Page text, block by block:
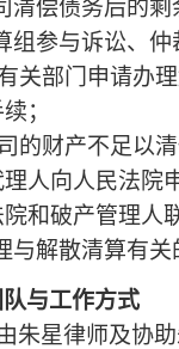
清偿债务后的剩
组参与诉讼、仲
关部门申请办
；
的财产不足以
人向人民法院
和破产管理人
与解散清算有关
与工作方式
朱星律师及协